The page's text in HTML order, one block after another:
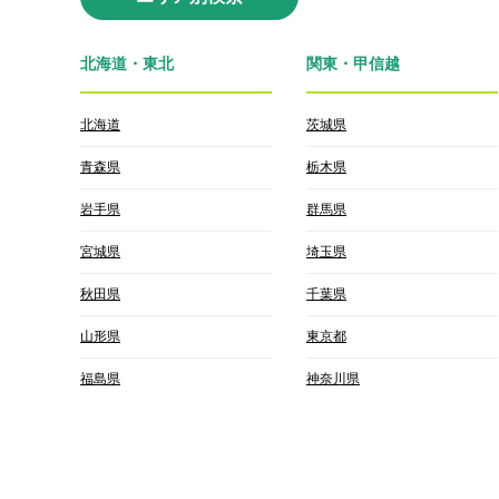
北海道・東北
北海道
青森県
岩手県
宮城県
秋田県
山形県
福島県
関東・甲信越
茨城県
栃木県
群馬県
埼玉県
千葉県
東京都
神奈川県